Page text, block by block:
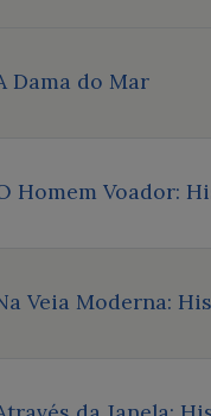
Dama do Mar
Homem Voador:
Veia Moderna: